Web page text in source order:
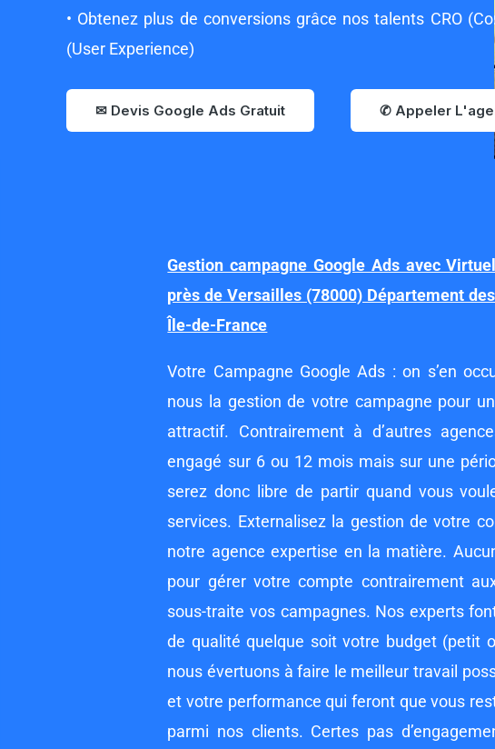
• Obtenez plus de conversions grâce nos talents CRO
(User Experience)
✉ Devis Google Ads Gratuit ✆ Appeler
Gestion campagne Google Ads avec
près de Versailles (78000) Département
Île-de-France
Votre Campagne Google Ads : on s’en
nous la gestion de votre campagne pour
attractif. Contrairement à d’autres
engagé sur 6 ou 12 mois mais sur une
serez donc libre de partir quand vous
services. Externalisez la gestion de votre
notre agence expertise en la matière.
pour gérer votre compte contrairement
sous-traite vos campagnes. Nos experts
de qualité quelque soit votre budget (petit
nous évertuons à faire le meilleur travail
et votre performance qui feront que vous
parmi nos clients. Certes pas